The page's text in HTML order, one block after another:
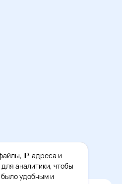
данных
IP-адреса и
аналитики, чтобы
удобным и